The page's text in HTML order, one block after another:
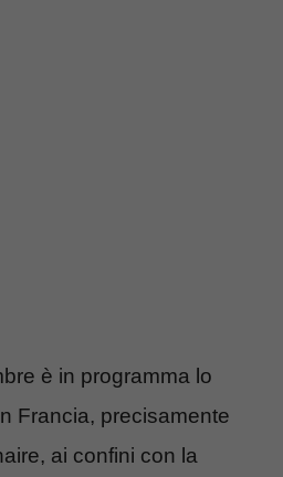
è in programma lo
Francia, precisamente
ai confini con la